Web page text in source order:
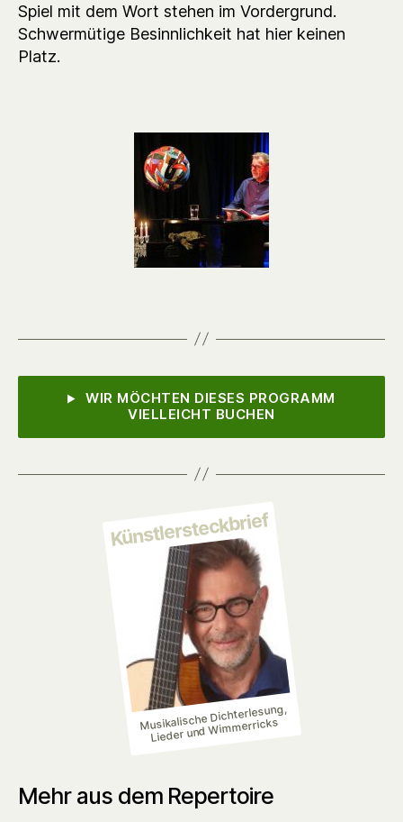
Spiel mit dem Wort stehen im Vordergrund.
Schwermütige Besinnlichkeit hat hier keinen
Platz.
WIR MÖCHTEN DIESES PROGRAMM
VIELLEICHT BUCHEN
Künstlersteckbrief
Musikalische Dichterlesung,
Lieder und Wimmerricks
Mehr aus dem Repertoire